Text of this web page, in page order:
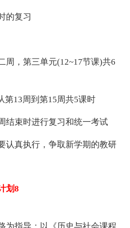
的复习
，第三单元(12~17节课)共6
13周到第15周共5课时
束时进行复习和统一考试
真执行，争取新学期的教研
划8